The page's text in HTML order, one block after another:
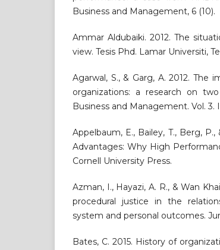
Business and Management, 6 (10).
Ammar Aldubaiki. 2012. The
view. Tesis Phd. Lamar Universiti,
Agarwal, S., & Garg, A. 2012.
organizations: a research on
Business and Management. Vol. 3.
Appelbaum, E., Bailey, T., Berg,
Advantages: Why High
Cornell University Press.
Azman, I., Hayazi, A. R., & Wan
procedural justice in the
system and personal outcomes.
Bates, C. 2015. History of